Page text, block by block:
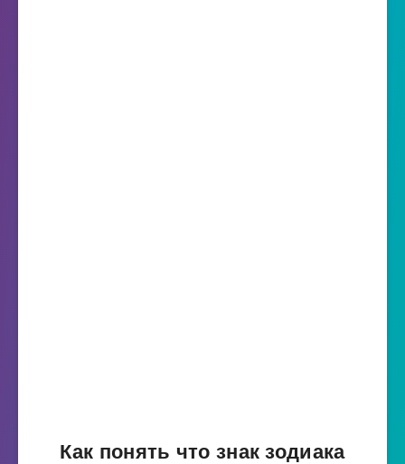
Как понять что знак зодиака